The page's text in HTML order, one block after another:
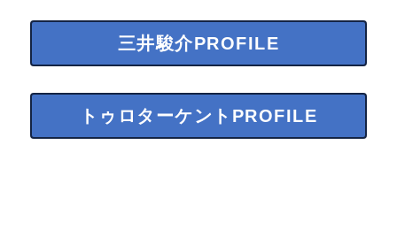
三井駿介PROFILE
トゥロターケントPROFILE